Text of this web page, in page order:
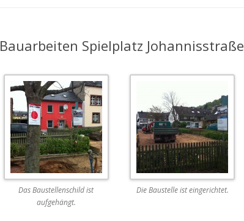
Bauarbeiten Spielplatz Johannisstraße
Das Baustellenschild ist
aufgehängt.
Die Baustelle ist eingerichtet.